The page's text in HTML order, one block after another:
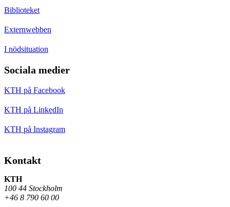
Biblioteket
Externwebben
I nödsituation
Sociala medier
KTH på Facebook
KTH på LinkedIn
KTH på Instagram
Kontakt
KTH
100 44 Stockholm
+46 8 790 60 00